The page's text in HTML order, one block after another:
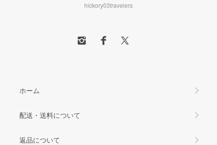
hickory03travelers
ホーム
配送・送料について
返品について